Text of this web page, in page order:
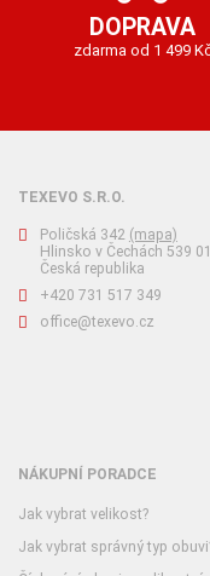
DOPRAVA
zdarma od 1 499
TEXEVO S.R.O.
Poličská 342 (mapa)
Hlinsko v Čechách 539 01
Česká republika
+420 731 517 349
office@texevo.cz
NÁKUPNÍ PORADCE
Jak vybrat velikost?
Jak vybrat správný typ